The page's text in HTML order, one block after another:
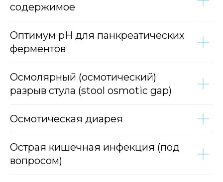
содержимое
Оптимум pH для панкреатических
ферментов
Осмолярный (осмотический)
разрыв стула (stool osmotic gap)
Осмотическая диарея
Острая кишечная инфекция (под
вопросом)